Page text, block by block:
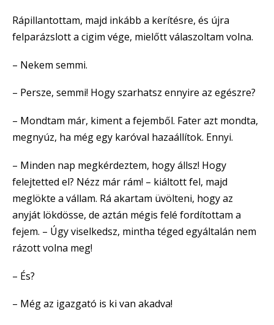
Rápillantottam, majd inkább a kerítésre, és újra
felparázslott a cigim vége, mielőtt válaszoltam volna.
– Nekem semmi.
– Persze, semmi! Hogy szarhatsz ennyire az egészre?
– Mondtam már, kiment a fejemből. Fater azt mondta,
megnyúz, ha még egy karóval hazaállítok. Ennyi.
– Minden nap megkérdeztem, hogy állsz! Hogy
felejtetted el? Nézz már rám! – kiáltott fel, majd
meglökte a vállam. Rá akartam üvölteni, hogy az
anyját lökdösse, de aztán mégis felé fordítottam a
fejem. – Úgy viselkedsz, mintha téged egyáltalán nem
rázott volna meg!
– És?
– Még az igazgató is ki van akadva!